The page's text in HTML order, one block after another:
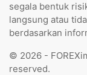
segala bentuk
langsung atau
berdasarkan
© 2026 -
reserved.